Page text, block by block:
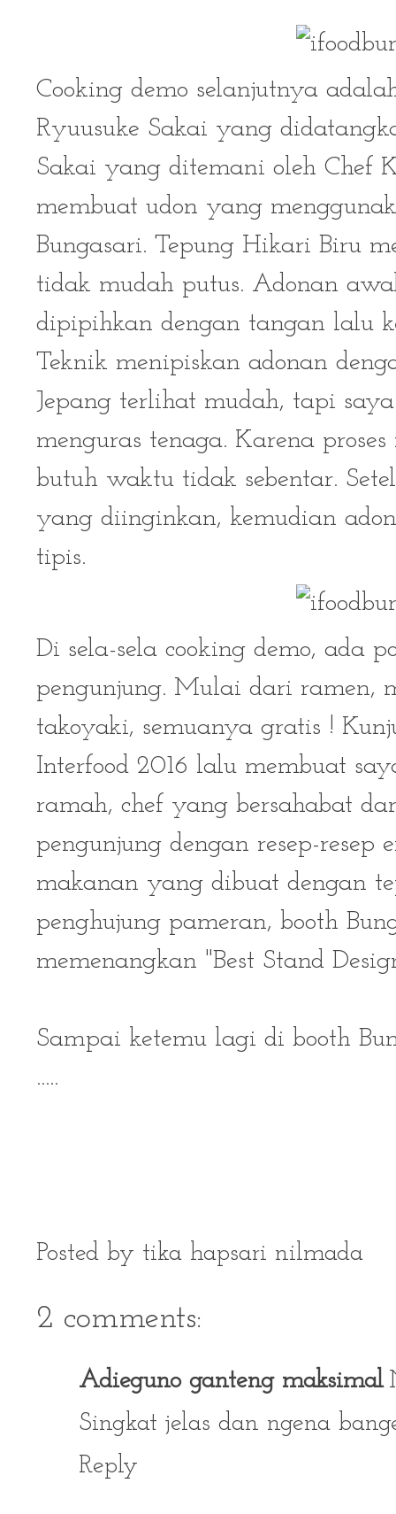
Cooking demo selanjutnya
Ryuusuke Sakai yang
Sakai yang ditemani oleh Chef
membuat udon yang
Bungasari. Tepung Hikari Biru
tidak mudah putus. Adonan
dipipihkan dengan tangan lalu
Teknik menipiskan adonan
Jepang terlihat mudah, tapi
menguras tenaga. Karena
butuh waktu tidak sebentar.
yang diinginkan, kemudian
tipis.
Di sela-sela cooking demo, ada
pengunjung. Mulai dari ramen,
takoyaki, semuanya gratis !
Interfood 2016 lalu membuat
ramah, chef yang bersahabat
pengunjung dengan resep-resep
makanan yang dibuat dengan
penghujung pameran, booth
memenangkan "Best Stand
Sampai ketemu lagi di booth
.....
Posted by tika hapsari nilmada
2 comments:
Adieguno ganteng maksimal
Singkat jelas dan ngena
Reply